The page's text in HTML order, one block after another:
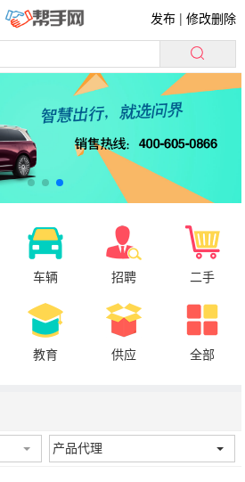
发布 |修改删除
车辆 招聘 二手
教育 供应 全部
产品代理